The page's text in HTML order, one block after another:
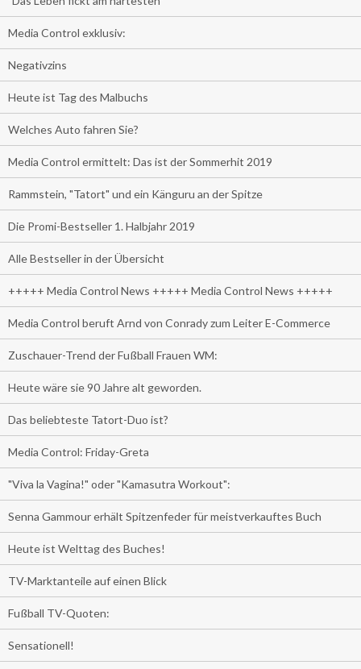
Media Control exklusiv:
Negativzins
Heute ist Tag des Malbuchs
Welches Auto fahren Sie?
Media Control ermittelt: Das ist der Sommerhit 2019
Rammstein, "Tatort" und ein Känguru an der Spitze
Die Promi-Bestseller 1. Halbjahr 2019
Alle Bestseller in der Übersicht
+++++ Media Control News +++++ Media Control News +++++
Media Control beruft Arnd von Conrady zum Leiter E-Commerce
Zuschauer-Trend der Fußball Frauen WM:
Heute wäre sie 90 Jahre alt geworden.
Das beliebteste Tatort-Duo ist?
Media Control: Friday-Greta
"Viva la Vagina!" oder "Kamasutra Workout":
Senna Gammour erhält Spitzenfeder für meistverkauftes Buch
Heute ist Welttag des Buches!
TV-Marktanteile auf einen Blick
Fußball TV-Quoten:
Sensationell!